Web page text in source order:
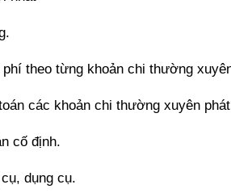
theo từng khoản chi thường
các khoản chi thường xuyên
cố định.
dụng cụ.